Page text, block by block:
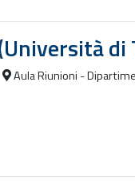
di
Aula Riunioni -